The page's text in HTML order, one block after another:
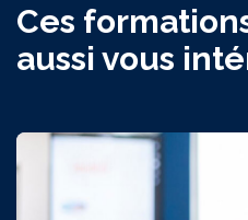
Ces
aussi vous